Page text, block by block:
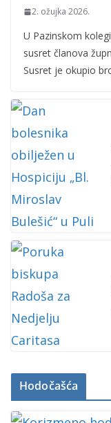
2. ožujka 2026.
U Pazinskom
susret članova
Susret je okupio
Hodočašća